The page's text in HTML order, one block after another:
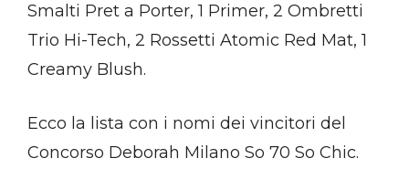
Smalti Pret a Porter, 1 Primer, 2 Ombretti
Trio Hi-Tech, 2 Rossetti Atomic Red Mat, 1
Creamy Blush.
Ecco la lista con i nomi dei vincitori del
Concorso Deborah Milano So 70 So Chic.